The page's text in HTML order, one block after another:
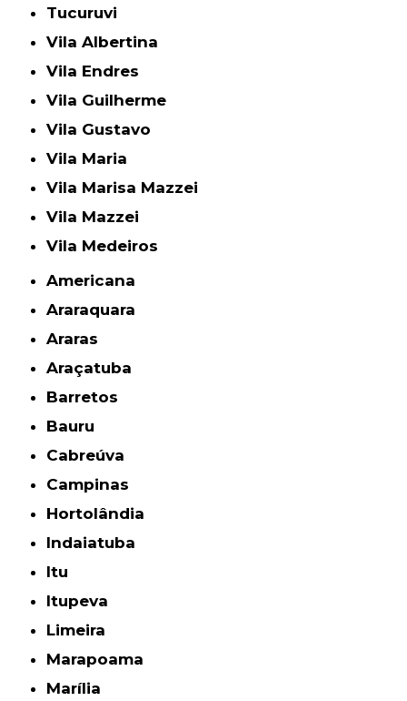
Tucuruvi
Vila Albertina
Vila Endres
Vila Guilherme
Vila Gustavo
Vila Maria
Vila Marisa Mazzei
Vila Mazzei
Vila Medeiros
Americana
Araraquara
Araras
Araçatuba
Barretos
Bauru
Cabreúva
Campinas
Hortolândia
Indaiatuba
Itu
Itupeva
Limeira
Marapoama
Marília